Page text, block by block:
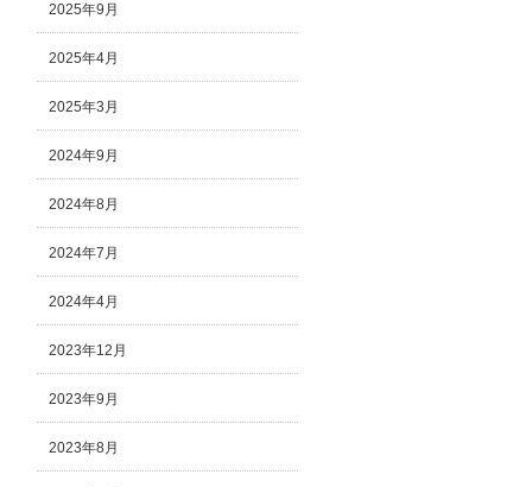
2025年9月
2025年4月
2025年3月
2024年9月
2024年8月
2024年7月
2024年4月
2023年12月
2023年9月
2023年8月